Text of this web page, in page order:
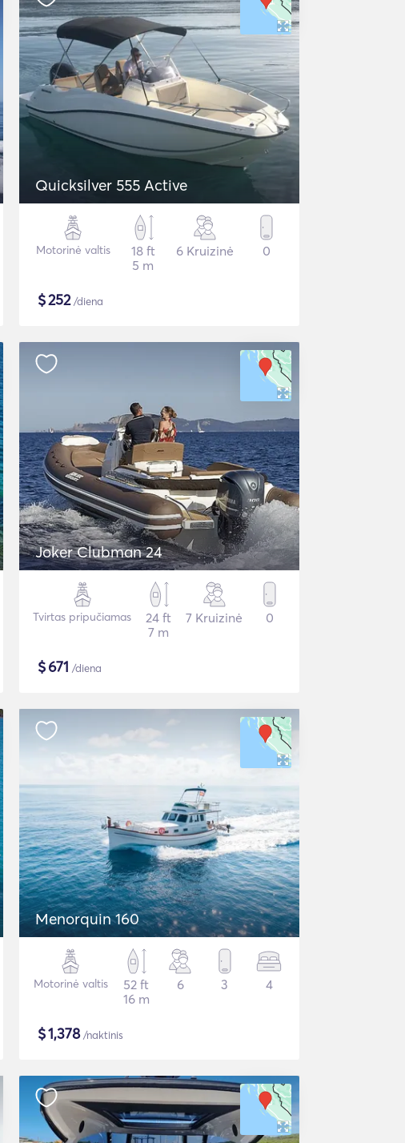
Quicksilver 555 Active
Motorinė valtis
18 ft
5 m
6 Kruizinė 0
$252/diena
Joker Clubman 24
Tvirtas pripučiamas
24 ft
7 m
7 Kruizinė 0
$671 /diena
Menorquin 160
Motorinė valtis
52 ft
16 m
6 3 4
$1,378/naktinis